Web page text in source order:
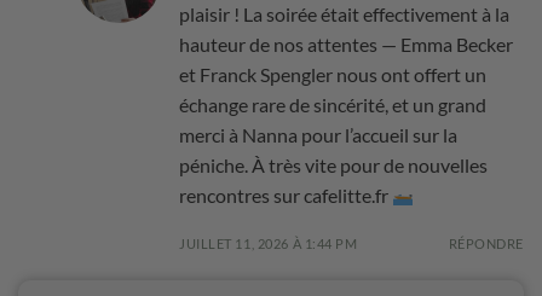
plaisir ! La soirée était effectivement à la
hauteur de nos attentes — Emma Becker
et Franck Spengler nous ont offert un
échange rare de sincérité, et un grand
merci à Nanna pour l’accueil sur la
péniche. À très vite pour de nouvelles
rencontres sur cafelitte.fr
JUILLET 11, 2026 À 1:44 PM RÉPONDRE